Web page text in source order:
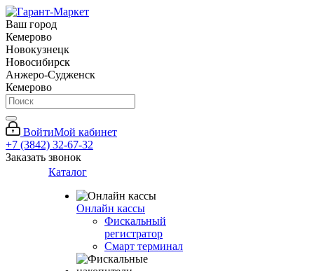
Ваш город
Кемерово
Новокузнецк
Новосибирск
Анжеро-Судженск
Кемерово
ВойтиМой кабинет
+7 (3842) 32-67-32
Заказать звонок
Каталог
Онлайн кассы
Фискальный
регистратор
Смарт терминал